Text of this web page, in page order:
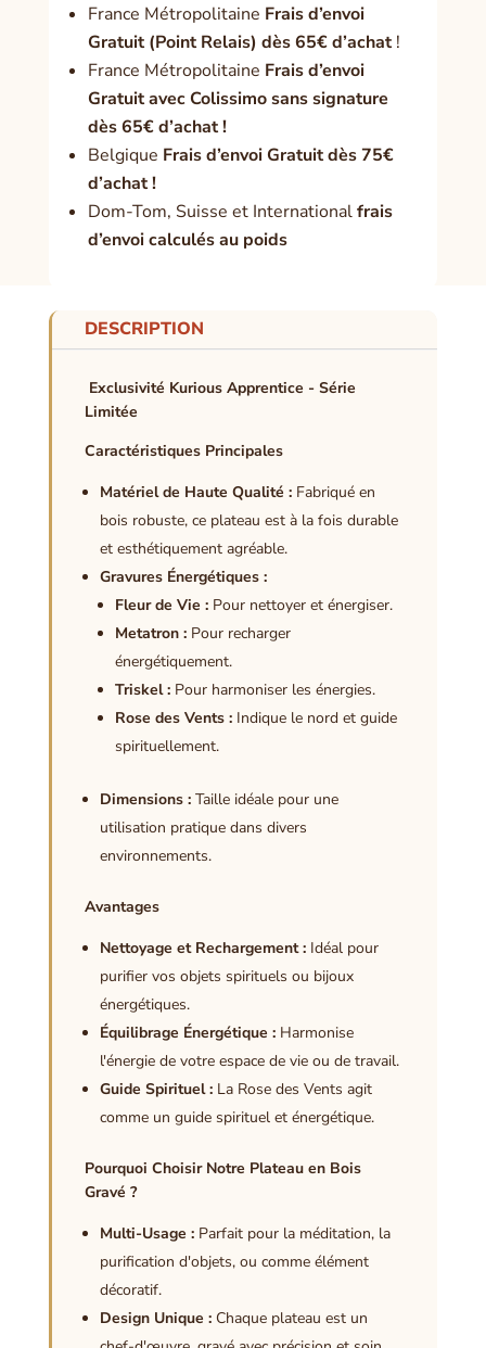
France Métropolitaine Frais d’envoi
Gratuit (Point Relais) dès 65€ d’achat!
France Métropolitaine Frais d’envoi
Gratuit avec Colissimo sans signature
dès 65€ d’achat !
Belgique Frais d’envoi Gratuit dès 75€
d’achat !
Dom-Tom, Suisse et Internationalfrais
d’envoi calculés au poids
DESCRIPTION
Exclusivité Kurious Apprentice - Série
Limitée
Caractéristiques Principales
Matériel de Haute Qualité :Fabriqué en
bois robuste, ce plateau est à la fois durable
et esthétiquement agréable.
Gravures Énergétiques :
Fleur de Vie :Pour nettoyer et énergiser.
Metatron :Pour recharger
énergétiquement.
Triskel :Pour harmoniser les énergies.
Rose des Vents :Indique le nord et guide
spirituellement.
Dimensions :Taille idéale pour une
utilisation pratique dans divers
environnements.
Avantages
Nettoyage et Rechargement :Idéal pour
purifier vos objets spirituels ou bijoux
énergétiques.
Équilibrage Énergétique :Harmonise
l'énergie de votre espace de vie ou de travail.
Guide Spirituel :La Rose des Vents agit
comme un guide spirituel et énergétique.
Pourquoi Choisir Notre Plateau en Bois
Gravé ?
Multi-Usage :Parfait pour la méditation, la
purification d'objets, ou comme élément
décoratif.
Design Unique :Chaque plateau est un